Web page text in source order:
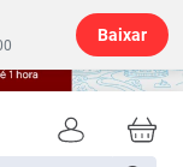
Baixar